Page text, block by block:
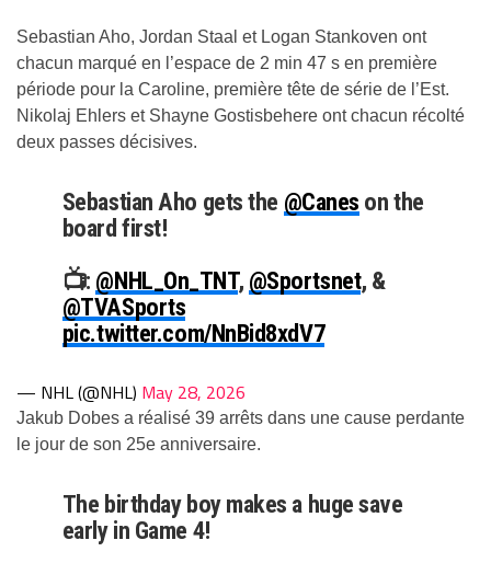
Sebastian Aho, Jordan Staal et Logan Stankoven ont
chacun marqué en l’espace de 2 min 47 s en première
période pour la Caroline, première tête de série de l’Est.
Nikolaj Ehlers et Shayne Gostisbehere ont chacun récolté
deux passes décisives.
Sebastian Aho gets the @Canes on the
board first!
📺: @NHL_On_TNT, @Sportsnet, &
@TVASports
pic.twitter.com/NnBid8xdV7
— NHL (@NHL) May 28, 2026
Jakub Dobes a réalisé 39 arrêts dans une cause perdante
le jour de son 25e anniversaire.
The birthday boy makes a huge save
early in Game 4!